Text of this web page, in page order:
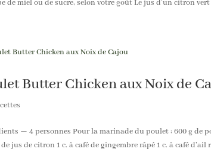
de miel ou de sucre, selon votre goût Le jus d’un citron
Butter Chicken aux Noix de
— 4 personnes Pour la marinade du poulet : 600 g de
jus de citron 1 c. à café de gingembre râpé 1 c. à café